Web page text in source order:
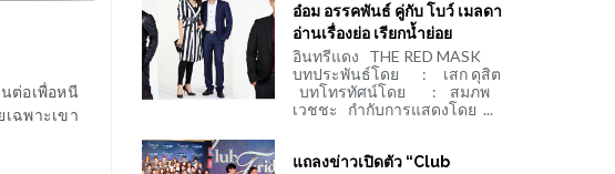
นต่อเพื่อหนี
ฉพาะเขา
อ๋อม อรรคพันธ์ คู่กับ โบว์ เมลดา
อ่านเรื่องย่อ เรียกน้ำย่อย
อินทรีแดง THE RED MASK
บทประพันธ์โดย : เสก ดุสิต
บทโทรทัศน์โดย : สมภพ
เวชชะ กำกับการแสดงโดย ...
แถลงข่าวเปิดตัว “Club